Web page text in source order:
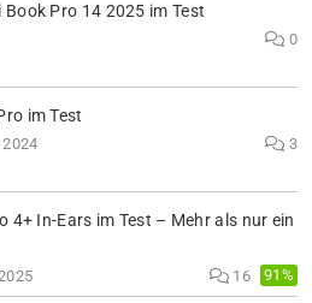
Book Pro 14 2025 im Test
0
im Test
3
4+ In-Ears im Test – Mehr als nur ein
16 91%